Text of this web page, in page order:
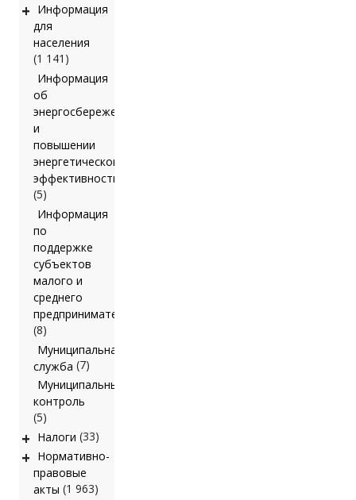
+ Информация
для
населения
(1 141)
Информация
об
энергосбережении
и
повышении
энергетической
эффективности
(5)
Информация
по
поддержке
субъектов
малого и
среднего
предпринимательства
(8)
Муниципальная
служба (7)
Муниципальный
контроль
(5)
+ Налоги (33)
+ Нормативно-
правовые
акты (1 963)